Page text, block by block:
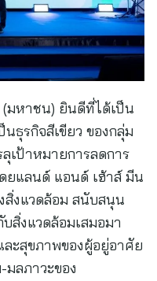
มหาชน) ยินดีที่ได้เป็น
ธุรกิจสีเขียว ของกลุ่ม
เป้าหมายการลดการ
ยแลนด์ แอนด์ เฮ้าส์ มีน
สิ่งแวดล้อม สนับสนุน
สิ่งแวดล้อมเสมอมา
ะสุขภาพของผู้อยู่อาศัย
ลภาวะของ